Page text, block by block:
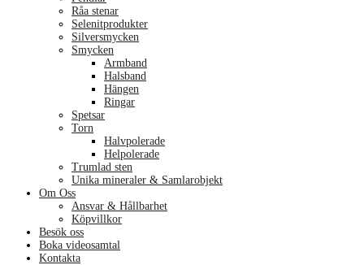
Råa stenar
Selenitprodukter
Silversmycken
Smycken
Armband
Halsband
Hängen
Ringar
Spetsar
Torn
Halvpolerade
Helpolerade
Trumlad sten
Unika mineraler & Samlarobjekt
Om Oss
Ansvar & Hållbarhet
Köpvillkor
Besök oss
Boka videosamtal
Kontakta